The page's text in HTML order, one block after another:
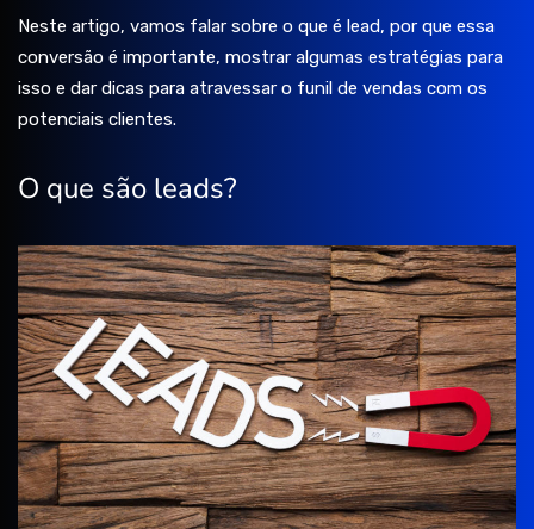
Neste artigo, vamos falar sobre o que é lead, por que essa
conversão é importante, mostrar algumas estratégias para
isso e dar dicas para atravessar o funil de vendas com os
potenciais clientes.
O que são leads?